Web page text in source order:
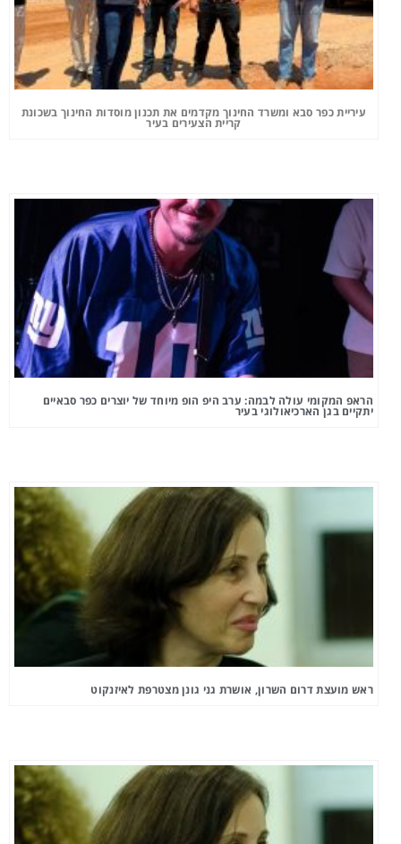
עיריית כפר סבא ומשרד החינוך מקדמים את תכנון מוסדות החינוך בשכונת
קריית הצעירים בעיר
הראפ המקומי עולה לבמה: ערב היפ הופ מיוחד של יוצרים כפר סבאיים
יתקיים בגן הארכיאולוגי בעיר
ראש מועצת דרום השרון, אושרת גני גונן מצטרפת לאיזנקוט